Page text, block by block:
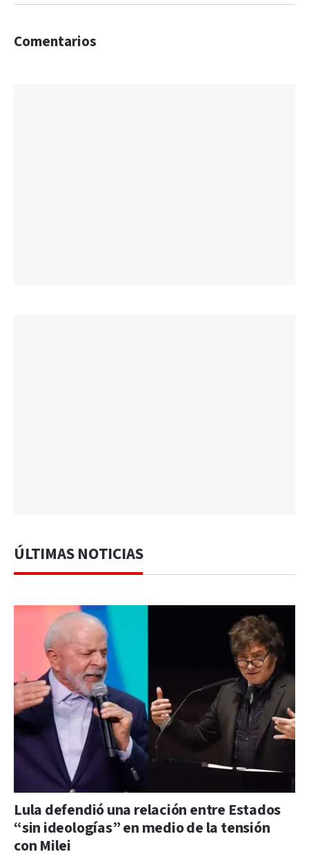
Comentarios
ÚLTIMAS NOTICIAS
Lula defendió una relación entre Estados
“sin ideologías” en medio de la tensión
con Milei